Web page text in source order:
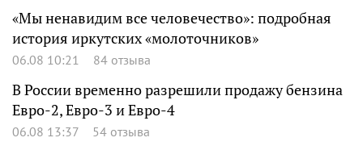
«Мы ненавидим все человечество»: подробная
история иркутских «молоточников»
06.08 10:21 84 отзыва
В России временно разрешили продажу бензина
Евро-2, Евро-3 и Евро-4
06.08 13:37 54 отзыва